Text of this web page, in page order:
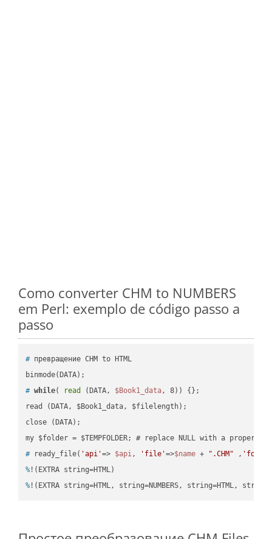
Como converter CHM to NUMBERS
em Perl: exemplo de código passo a
passo
# превращение CHM to HTML
# while( read (DATA, $Book1_data, 8)) {};
read (DATA, $Book1_data, $filelength);
close (DATA);
# ready_file( 'api'=> $api, 'file'=>$name + ".CHM" ,
% !(EXTRA string=HTML)
% !(EXTRA string=HTML, string=NUMBERS, string=HTML,